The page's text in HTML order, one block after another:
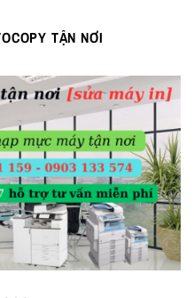
₫.là:
15.000.000 ₫.
TẬN NƠI